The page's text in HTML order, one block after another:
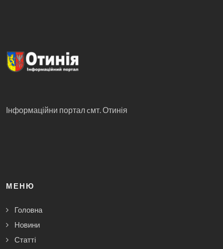
Інформаційни портал cмт. Отинія
МЕНЮ
Головна
Новини
Статті